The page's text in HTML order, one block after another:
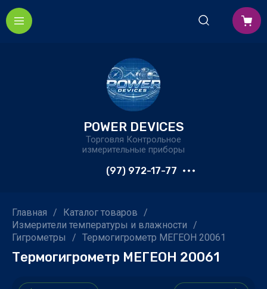
POWER DEVICES
Торговля Контрольное
измерительные приборы
(97) 972-17-77
Главная / Каталог товаров /
Измерители температуры и влажности /
Гигрометры
/ Термогигрометр МЕГЕОН 20061
Термогигрометр МЕГЕОН 20061